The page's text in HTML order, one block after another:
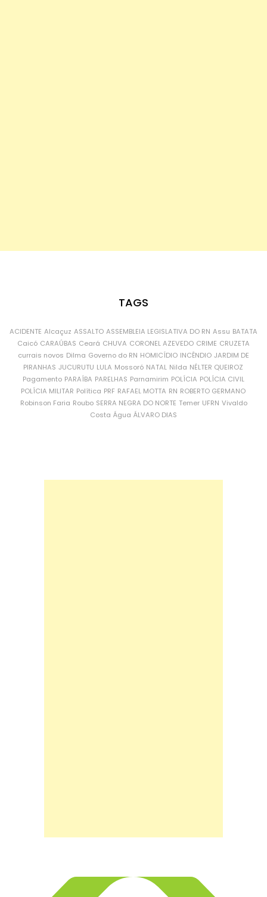
TAGS
ACIDENTE Alcaçuz ASSALTO ASSEMBLEIA LEGISLATIVA DO RN Assu BATATA
Caicó CARAÚBAS Ceará CHUVA CORONEL AZEVEDO CRIME CRUZETA
currais novos Dilma Governo do RN HOMICÍDIO INCÊNDIO JARDIM DE
PIRANHAS JUCURUTU LULA Mossoró NATAL Nilda NÉLTER QUEIROZ
Pagamento PARAÍBA PARELHAS Parnamirim POLÍCIA POLÍCIA CIVIL
POLÍCIA MILITAR Política PRF RAFAEL MOTTA RN ROBERTO GERMANO
Robinson Faria Roubo SERRA NEGRA DO NORTE Temer UFRN Vivaldo
Costa Água ÁLVARO DIAS